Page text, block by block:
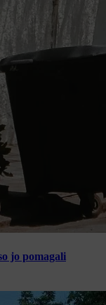
jo pomagali